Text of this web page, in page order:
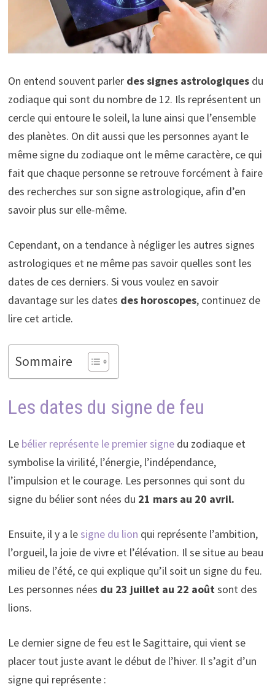
On entend souvent parler des signes astrologiquesdu
zodiaque qui sont du nombre de 12. Ils représentent un
cercle qui entoure le soleil, la lune ainsi que l’ensemble
des planètes. On dit aussi que les personnes ayant le
même signe du zodiaque ont le même caractère, ce qui
fait que chaque personne se retrouve forcément à faire
des recherches sur son signe astrologique, afin d’en
savoir plus sur elle-même.
Cependant, on a tendance à négliger les autres signes
astrologiques et ne même pas savoir quelles sont les
dates de ces derniers. Si vous voulez en savoir
davantage sur les dates des horoscopes, continuez de
lire cet article.
Sommaire
Les dates du signe de feu
Le bélier représente le premier signedu zodiaque et
symbolise la virilité, l’énergie, l’indépendance,
l’impulsion et le courage. Les personnes qui sont du
signe du bélier sont nées du 21 mars au 20 avril.
Ensuite, il y a lesigne du lion qui représente l’ambition,
l’orgueil, la joie de vivre et l’élévation. Il se situe au beau
milieu de l’été, ce qui explique qu’il soit un signe du feu.
Les personnes nées du 23 juillet au 22 aoûtsont des
lions.
Le dernier signe de feu est le Sagittaire, qui vient se
placer tout juste avant le début de l’hiver. Il s’agit d’un
signe qui représente :